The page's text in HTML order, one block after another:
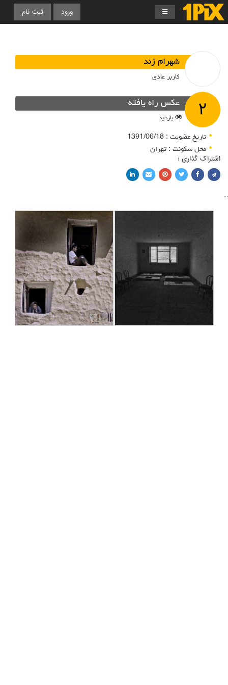
ورود ثبت نام
شهرام زند
کاربر عادی
۲ عکس راه یافته
بازدید
تاریخ عضویت : 1391/06/18
محل سکونت : تهران
اشتراک گذاری :
اشتراک با فیسبوکاشتراک در توییتر
پین کردن در پینترست
اشتراک با ایمیلاشتراک با لینکدین
...
خانواده شمعدانیها-دو نفر غایب!؟
شهرام زند
1391/09/05
خانواده
ماندن
شهرام زند
1391/08/16
آزاد